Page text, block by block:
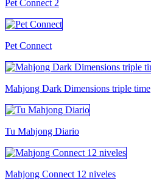
Pet Connect 2
Pet Connect
Mahjong Dark Dimensions triple time
Tu Mahjong Diario
Mahjong Connect 12 niveles